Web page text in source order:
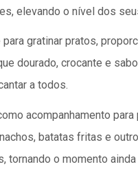
elevando o nível dos
gratinar pratos,
dourado, crocante e
a todos.
acompanhamento
batatas fritas e
tornando o momento